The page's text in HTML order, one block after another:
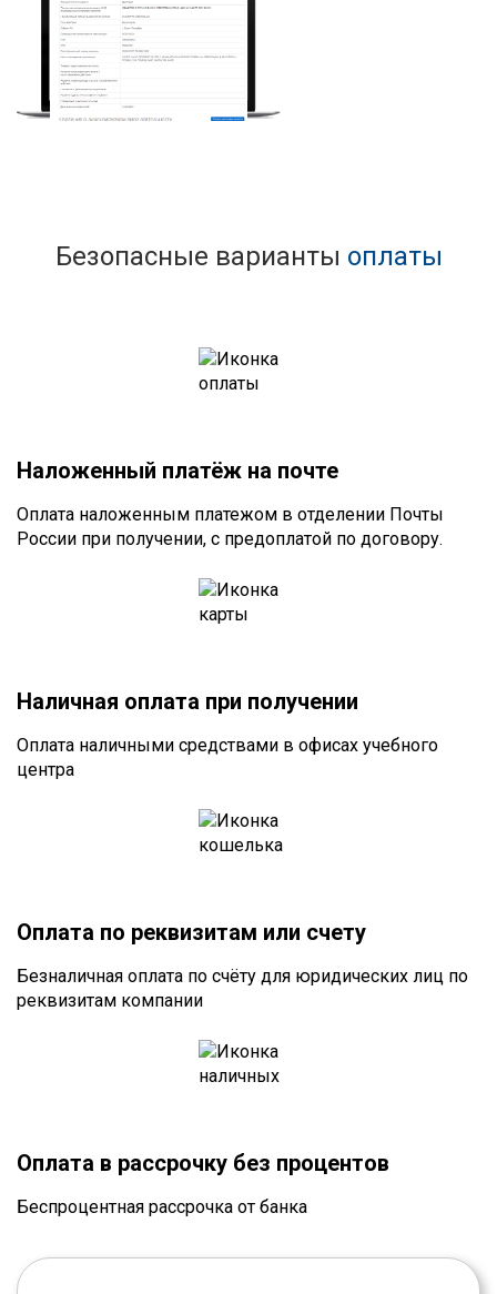
Безопасные варианты оплаты
Наложенный платёж на почте
Оплата наложенным платежом в отделении Почты
России при получении, с предоплатой по договору.
Наличная оплата при получении
Оплата наличными средствами в офисах учебного
центра
Оплата по реквизитам или счету
Безналичная оплата по счёту для юридических лиц по
реквизитам компании
Оплата в рассрочку без процентов
Беспроцентная рассрочка от банка